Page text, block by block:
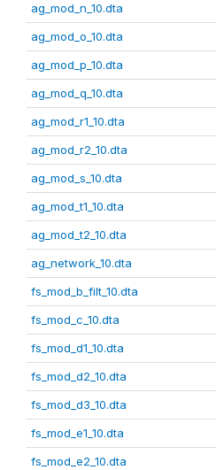
ag_mod_n_10.dta
ag_mod_o_10.dta
ag_mod_p_10.dta
ag_mod_q_10.dta
ag_mod_r1_10.dta
ag_mod_r2_10.dta
ag_mod_s_10.dta
ag_mod_t1_10.dta
ag_mod_t2_10.dta
ag_network_10.dta
fs_mod_b_filt_10.dta
fs_mod_c_10.dta
fs_mod_d1_10.dta
fs_mod_d2_10.dta
fs_mod_d3_10.dta
fs_mod_e1_10.dta
fs_mod_e2_10.dta